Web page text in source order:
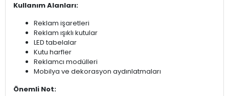
Kullanım Alanları:
Reklam işaretleri
Reklam ışıklı kutular
LED tabelalar
Kutu harfler
Reklamcı modülleri
Mobilya ve dekorasyon aydınlatmaları
Önemli Not: